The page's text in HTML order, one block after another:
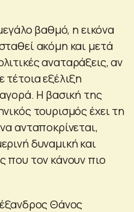
βαθμό, η εικόνα
ακόμη και μετά
αναταράξεις, αν
τέτοια εξέλιξη
Η βασική της
τουρισμός έχει τη
ανταποκρίνεται,
δυναμική και
που τον κάνουν πιο
Θάνος